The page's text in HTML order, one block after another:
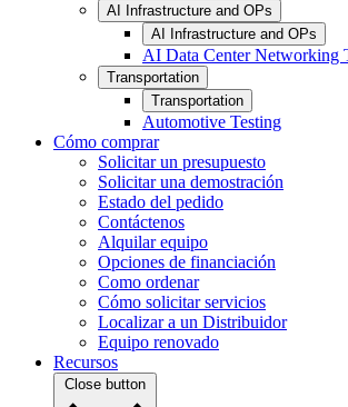
AI Infrastructure and OPs
AI Infrastructure and OPs
AI Data Center Networking
Transportation
Transportation
Automotive Testing
Cómo comprar
Solicitar un presupuesto
Solicitar una demostración
Estado del pedido
Contáctenos
Alquilar equipo
Opciones de financiación
Como ordenar
Cómo solicitar servicios
Localizar a un Distribuidor
Equipo renovado
Recursos
Close button